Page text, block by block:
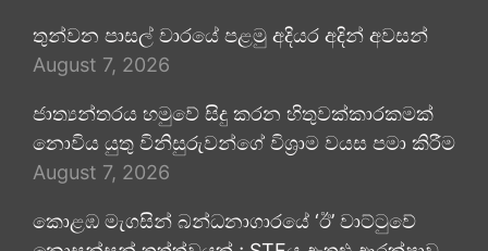
තුන්වන පාසල් වාරයේ පළමු අදියර අදින් අවසන්
August 7, 2026
ජාත්‍යන්තරය හමුවේ සිදු කරන හිතුවක්කාරකමක්
නොවිය යුතු විනිසුරුවන්ගේ විශ්‍රාම වයස පමා කිරීම
August 7, 2026
කොළඹ මැගසින් බන්ධනාගාරයේ ‘ඊ’ වාට්ටුවේ